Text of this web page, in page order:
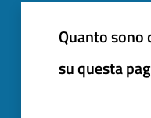
Quanto
su questa